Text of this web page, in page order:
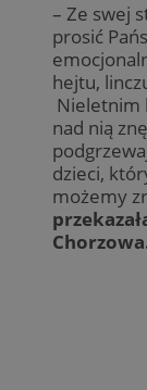
– Ze swej
prosić
hejtu,
Nieletnim
nad nią
dzieci,
możemy